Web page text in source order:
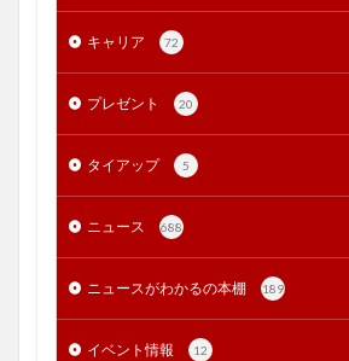
キャリア 72
プレゼント 20
タイアップ 5
ニュース 688
ニュースがわかるの本棚 189
イベント情報 12